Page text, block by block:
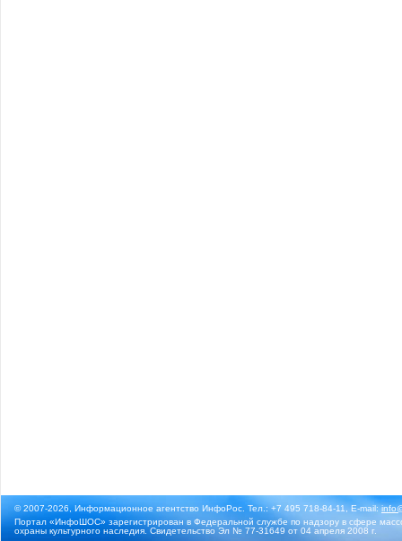
© 2007-2026, Информационное агентство ИнфоРос. Тел.: +7 495 718-84-11, E-mail:
Портал «ИнфоШОС» зарегистрирован в Федеральной службе по надзору в сфере
охраны культурного наследия. Свидетельство Эл № 77-31649 от 04 апреля 2008 г.